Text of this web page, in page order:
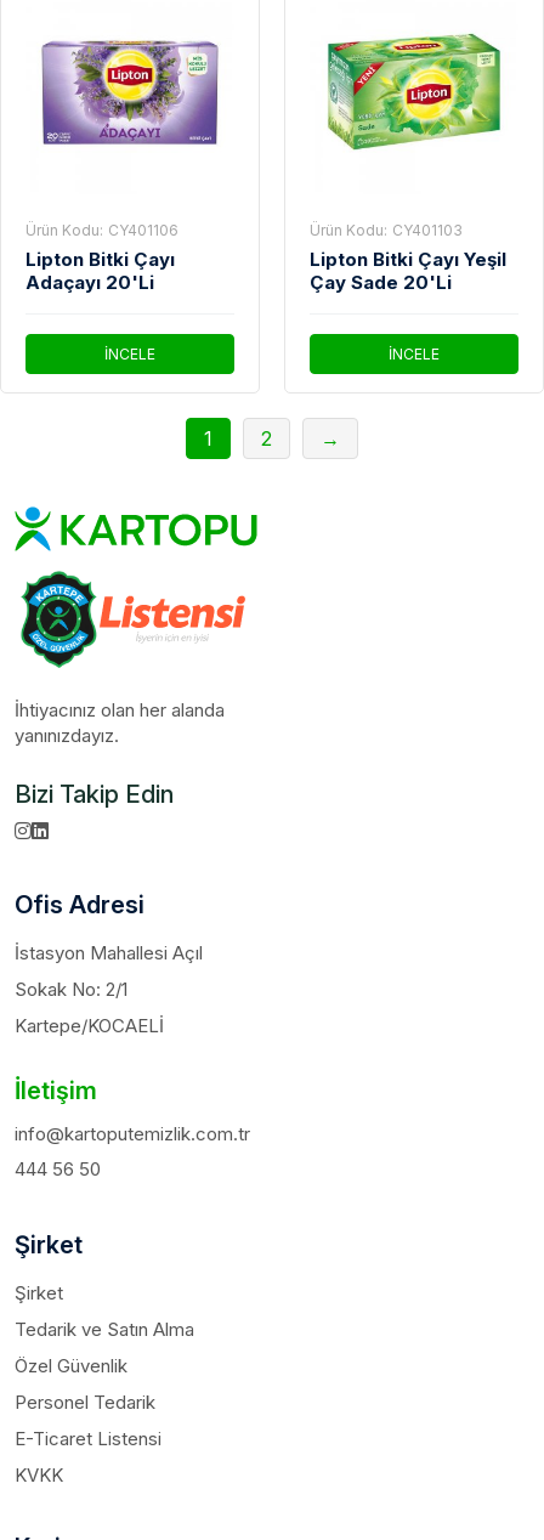
Ürün Kodu: CY401106
Lipton Bitki Çayı
Adaçayı 20'Li
İNCELE
Ürün Kodu: CY401103
Lipton Bitki Çayı Yeşil
Çay Sade 20'Li
İNCELE
1 2 →
İhtiyacınız olan her alanda
yanınızdayız.
Bizi Takip Edin
Ofis Adresi
İstasyon Mahallesi Açıl
Sokak No: 2/1
Kartepe/KOCAELİ
İletişim
info@kartoputemizlik.com.tr
444 56 50
Şirket
Şirket
Tedarik ve Satın Alma
Özel Güvenlik
Personel Tedarik
E-Ticaret Listensi
KVKK